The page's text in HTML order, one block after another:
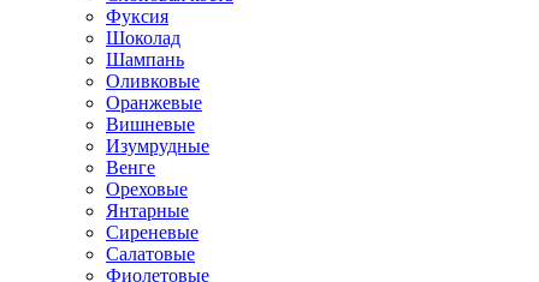
Фуксия
Шоколад
Шампань
Оливковые
Оранжевые
Вишневые
Изумрудные
Венге
Ореховые
Янтарные
Сиреневые
Салатовые
Фиолетовые